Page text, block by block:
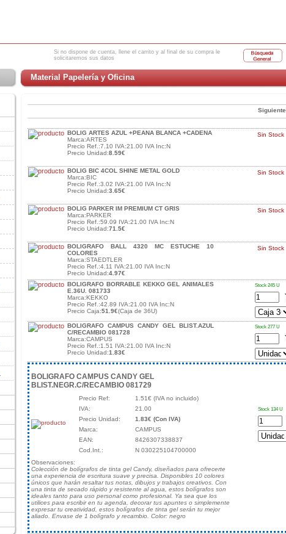
Si no dispone de cuenta, llene el carrito y al final de su compra le
solicitaremos sus datos
Material Papelería y Oficina
Siguiente
BOLIG ARTES AZUL +PEANA BLANCA +CADENA
Marca:ARTES
Precio Ref.:7.10 IVA:21.00 IVA Inc:N
Precio Unidad:8.59€
Sin Stock
BOLIG BIC 4COL SHINE METAL GOLD
Marca:BIC
Precio Ref.:3.02 IVA:21.00 IVA Inc:N
Precio Unidad:3.65€
Sin Stock
BOLIG PARKER IM PREMIUM CT GRIS
Marca:PARKER
Precio Ref.:59.09 IVA:21.00 IVA Inc:N
Precio Unidad:71.5€
Sin Stock
BOLIGRAFO BALL 4320 MC ESTUCHE 10
COLORES
Marca:STAEDTLER
Precio Ref.:4.11 IVA:21.00 IVA Inc:N
Precio Unidad:4.97€
Sin Stock
BOLIGRAFO BORRABLE KEKKO GEL ANIMALES
E.36U. 081733
Marca:KEKKO
Precio Ref.:42.89 IVA:21.00 IVA Inc:N
Precio Caja:51.9€(Caja de 36U)
Stock 245 U
BOLIGRAFO CAMPUS CANDY GEL BLIST.AZUL
C/RECAMBIO 081728
Marca:CAMPUS
Precio Ref.:1.51 IVA:21.00 IVA Inc:N
Precio Unidad:1.83€
Stock 277 U
BOLIGRAFO CAMPUS CANDY GEL
BLIST.NEGR.C/RECAMBIO 081729
Precio Ref:
1.51€ (IVA no incluido)
IVA:
21.00
Precio Unidad:
1.83€ (Con IVA)
Marca:
CAMPUS
EAN:
8426307338837
Cod.Int.:
N 030225104700000
Stock 134 U
Observaciones:
Colección de bolígrafos de tinta gel Candy, diseñados para ofrecerte
una experiencia de escritura suave y precisa. Disponibles 10 colores
únicos que harán resaltar tus notas, dibujos y trabajos creativos. Con
una tinta de secado rápido y resistente al agua, estos bolígrafos son
ideales tanto para uso personal como profesional. Ya sea que los
utilices para escribir en tu agenda, decorar tus apuntes o simplemente
expresar tu creatividad, estos bolígrafos de tinta gel serán tu mejor
aliado. Envase de 1 bolígrafo y recambio. Color: negro